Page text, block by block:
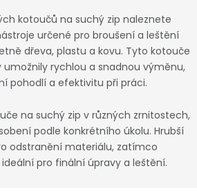
kotoučů na suchý zip naleznete
určené pro broušení a leštění
dřeva, plastu a kovu. Tyto kotouče
umožnily rychlou a snadnou výměnu,
pohodlí a efektivitu při práci.
na suchý zip v různých zrnitostech,
podle konkrétního úkolu. Hrubší
odstranění materiálu, zatímco
pro finální úpravy a leštění.